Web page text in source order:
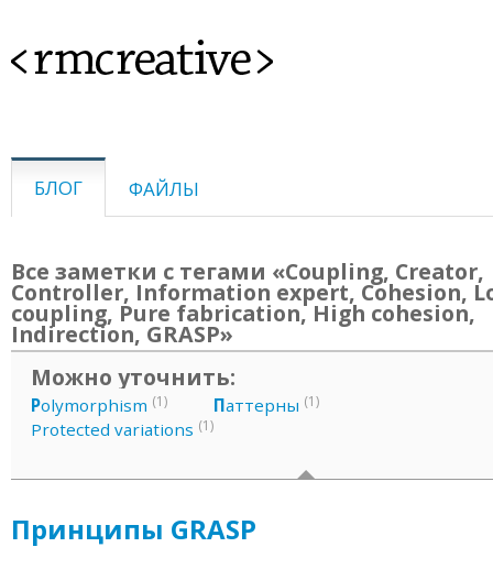
<rmcreative>
БЛОГ ФАЙЛЫ
Все заметки с тегами «Coupling, Creator,
Controller, Information expert, Cohesion,
coupling, Pure fabrication, High cohesion,
Indirection, GRASP»
Можно уточнить:
Polymorphism (1)
Protected variations (1)
Паттерны (1)
Принципы GRASP